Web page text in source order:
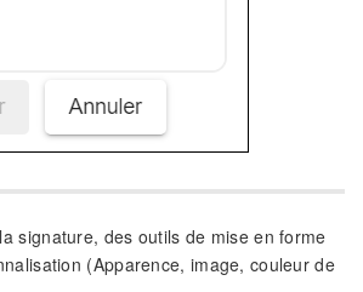
signature, des outils de mise en forme
(Apparence, image, couleur de